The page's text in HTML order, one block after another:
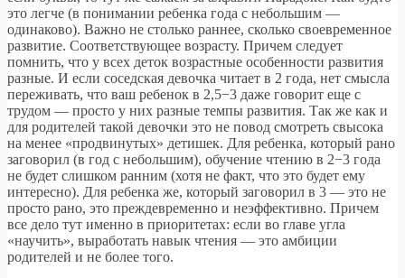
это легче (в понимании ребенка года с небольшим —
одинаково). Важно не столько раннее, сколько своевременное
развитие. Соответствующее возрасту. Причем следует
помнить, что у всех деток возрастные особенности развития
разные. И если соседская девочка читает в 2 года, нет смысла
переживать, что ваш ребенок в 2,5−3 даже говорит еще с
трудом — просто у них разные темпы развития. Так же как и
для родителей такой девочки это не повод смотреть свысока
на менее «продвинутых» детишек. Для ребенка, который рано
заговорил (в год с небольшим), обучение чтению в 2−3 года
не будет слишком ранним (хотя не факт, что это будет ему
интересно). Для ребенка же, который заговорил в 3 — это не
просто рано, это преждевременно и неэффективно. Причем
все дело тут именно в приоритетах: если во главе угла
«научить», выработать навык чтения — это амбиции
родителей и не более того.